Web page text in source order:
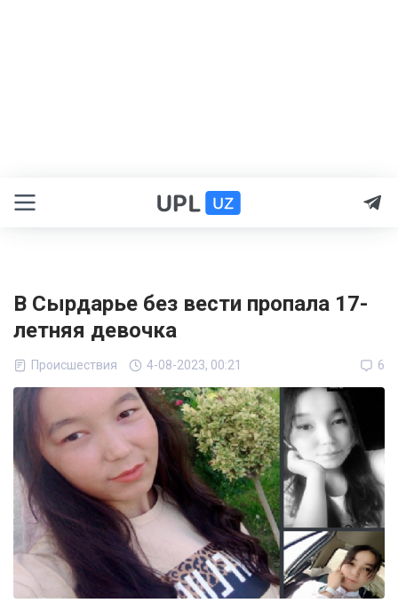
В Сырдарье без вести пропала 17-
летняя девочка
Происшествия 4-08-2023, 00:21 6